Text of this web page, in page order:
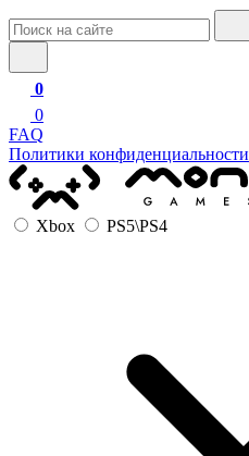
0
0
FAQ
Политики конфиденциальности
Xbox PS5\PS4